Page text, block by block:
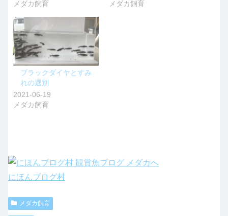
メダカ飼育 メダカ飼育
ブラックダイヤとすみ
れの選別
2021-06-19
メダカ飼育
にほんブログ村
メダカ飼育